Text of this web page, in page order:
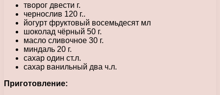
творог двести г.
чернослив 120 г..
йогурт фруктовый восемьдесят мл
шоколад чёрный 50 г.
масло сливочное 30 г.
миндаль 20 г.
сахар один ст.л.
сахар ванильный два ч.л.
Приготовление: